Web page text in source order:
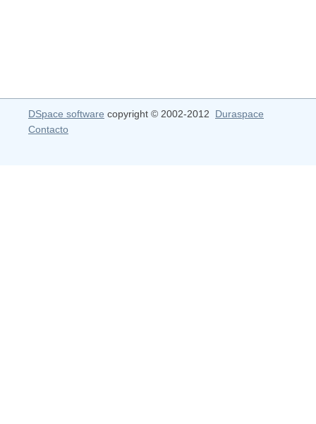
DSpace software copyright © 2002-2012 Duraspace
Contacto